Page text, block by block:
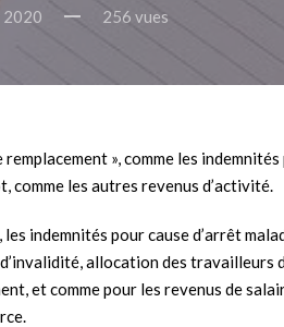
2020 256 vues
remplacement », comme les
comme les autres revenus d’activité.
les indemnités pour cause d’arrêt
allocation des travailleurs
et comme pour les revenus de